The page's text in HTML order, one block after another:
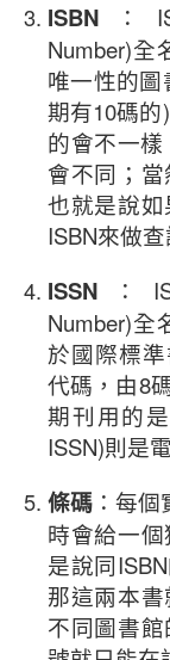
ISBN ：
Number)
唯一性的
期有10碼
的會不一
會不同；
也就是說
ISBN來做
ISSN ：
Number)
於國際標
代碼，由8
期刊用的
ISSN)則是
條碼 ：每
時會給一
是說同
那這兩本
不同圖書